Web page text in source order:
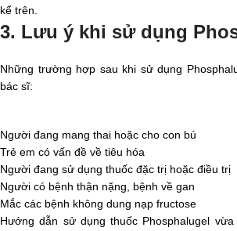
kể trên.
3. Lưu ý khi sử dụng
Những trường hợp sau khi sử dụng
bác sĩ:
Người đang mang thai hoặc cho con bú
Trẻ em có vấn đề về tiêu hóa
Người đang sử dụng thuốc đặc trị hoặc điều trị
Người có bệnh thận nặng, bệnh về gan
Mắc các bệnh không dung nạp fructose
Hướng dẫn sử dụng thuốc Phosphalugel